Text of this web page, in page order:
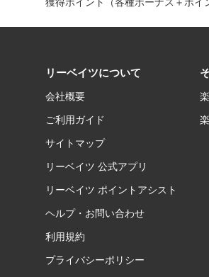
リーベイツについて
会社概要
ご利用ガイド
サイトマップ
リーベイツ 公式アプリ
リーベイツ ポイントアシスト
ヘルプ・お問い合わせ
利用規約
プライバシーポリシー